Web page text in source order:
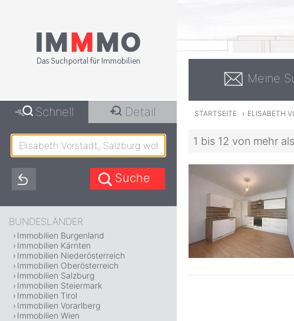
Meine
STARTSEITE › ELISABETH
1 bis 12 von mehr
Schnell Detail
BUNDESLÄNDER
Immobilien Burgenland
Immobilien Kärnten
Immobilien Niederösterreich
Immobilien Oberösterreich
Immobilien Salzburg
Immobilien Steiermark
Immobilien Tirol
Immobilien Vorarlberg
Immobilien Wien